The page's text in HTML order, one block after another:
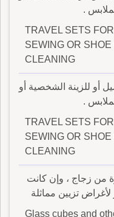
.
TRAVEL SETS
SEWING OR
CLEANING
أو للزينة الشخصية أو
.
TRAVEL SETS
SEWING OR
CLEANING
زجاج ، وإن كانت
تزيين مماثلة
Glass cubes and